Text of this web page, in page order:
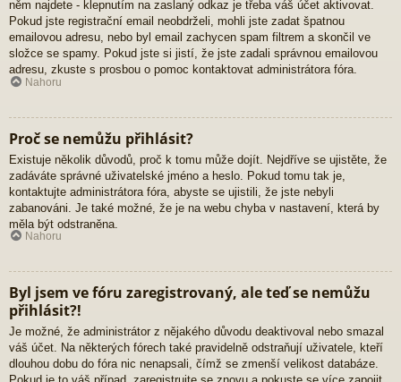
něm najdete - klepnutím na zaslaný odkaz je třeba váš účet aktivovat.
Pokud jste registrační email neobdrželi, mohli jste zadat špatnou
emailovou adresu, nebo byl email zachycen spam filtrem a skončil ve
složce se spamy. Pokud jste si jistí, že jste zadali správnou emailovou
adresu, zkuste s prosbou o pomoc kontaktovat administrátora fóra.
Nahoru
Proč se nemůžu přihlásit?
Existuje několik důvodů, proč k tomu může dojít. Nejdříve se ujistěte, že
zadáváte správné uživatelské jméno a heslo. Pokud tomu tak je,
kontaktujte administrátora fóra, abyste se ujistili, že jste nebyli
zabanováni. Je také možné, že je na webu chyba v nastavení, která by
měla být odstraněna.
Nahoru
Byl jsem ve fóru zaregistrovaný, ale teď se nemůžu
přihlásit?!
Je možné, že administrátor z nějakého důvodu deaktivoval nebo smazal
váš účet. Na některých fórech také pravidelně odstraňují uživatele, kteří
dlouhou dobu do fóra nic nenapsali, čímž se zmenší velikost databáze.